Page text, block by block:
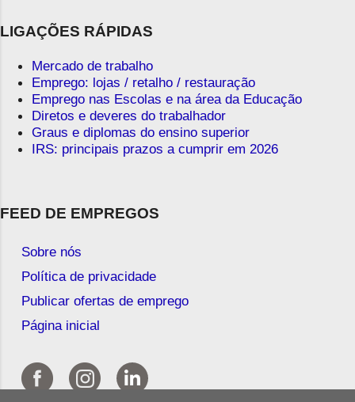
LIGAÇÕES RÁPIDAS
Mercado de trabalho
Emprego: lojas / retalho / restauração
Emprego nas Escolas e na área da Educação
Diretos e deveres do trabalhador
Graus e diplomas do ensino superior
IRS: principais prazos a cumprir em 2026
FEED DE EMPREGOS
Sobre nós
Política de privacidade
Publicar ofertas de emprego
Página inicial